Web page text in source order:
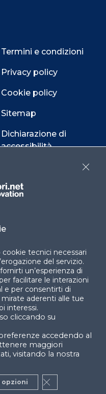
Termini e condizioni
Privacy policy
Cookie policy
Sitemap
Dichiarazione di
accessibilità
di Milano Dipartimento
tecnici necessari
del servizio.
un’esperienza di
facilitare le interazioni
e per consentirti di
aderenti alle tue
interessi.
cliccando su
accedendo al
maggiori
visitando la nostra
opzioni Close GDPR